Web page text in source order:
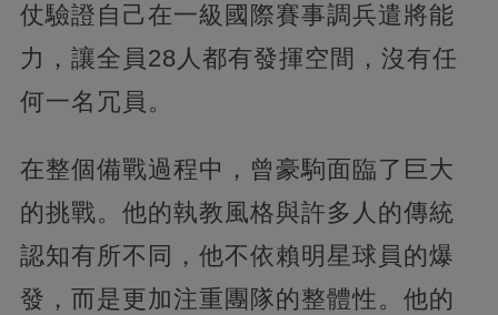
仗驗證自己在一級國際賽事調兵遣將能
力，讓全員28人都有發揮空間，沒有任
何一名冗員。
在整個備戰過程中，曾豪駒面臨了巨大
的挑戰。他的執教風格與許多人的傳統
認知有所不同，他不依賴明星球員的爆
發，而是更加注重團隊的整體性。他的